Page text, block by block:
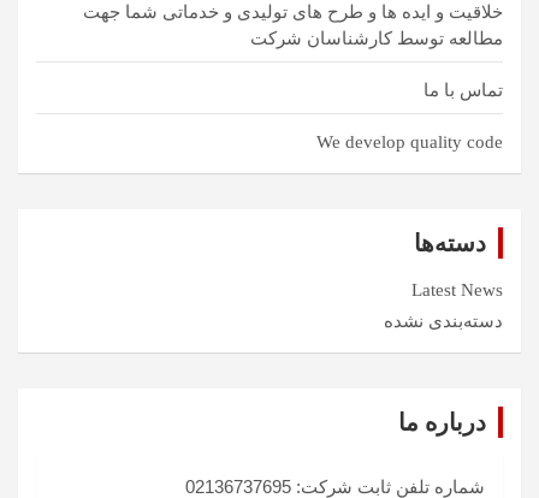
خلاقیت و ایده ها و طرح های تولیدی و خدماتی شما جهت
مطالعه توسط کارشناسان شرکت
تماس با ما
We develop quality code
دسته‌ها
Latest News
دسته‌بندی نشده
درباره ما
شماره تلفن ثابت شرکت: 02136737695